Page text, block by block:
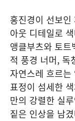
홍진경이 선보
아웃 디테일로
앵클부츠와 토
적 풍경 너머, 독
자연스레 흐르
표정이 섬세한
만의 강렬한 실
짙은 인상을 남